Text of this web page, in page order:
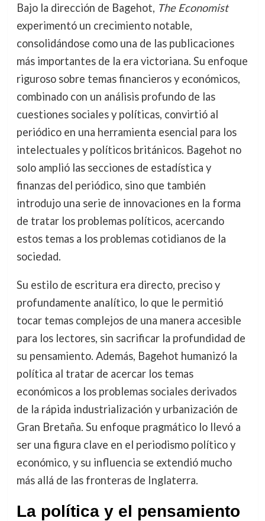
Bajo la dirección de Bagehot, The Economist
experimentó un crecimiento notable,
consolidándose como una de las publicaciones
más importantes de la era victoriana. Su enfoque
riguroso sobre temas financieros y económicos,
combinado con un análisis profundo de las
cuestiones sociales y políticas, convirtió al
periódico en una herramienta esencial para los
intelectuales y políticos británicos. Bagehot no
solo amplió las secciones de estadística y
finanzas del periódico, sino que también
introdujo una serie de innovaciones en la forma
de tratar los problemas políticos, acercando
estos temas a los problemas cotidianos de la
sociedad.
Su estilo de escritura era directo, preciso y
profundamente analítico, lo que le permitió
tocar temas complejos de una manera accesible
para los lectores, sin sacrificar la profundidad de
su pensamiento. Además, Bagehot humanizó la
política al tratar de acercar los temas
económicos a los problemas sociales derivados
de la rápida industrialización y urbanización de
Gran Bretaña. Su enfoque pragmático lo llevó a
ser una figura clave en el periodismo político y
económico, y su influencia se extendió mucho
más allá de las fronteras de Inglaterra.
La política y el pensamiento